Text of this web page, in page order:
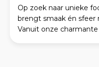
Op zoek naar unieke
brengt smaak én sfeer
Vanuit onze